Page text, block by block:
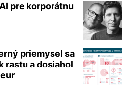
pre korporátnu
priemysel sa
rastu a dosiahol